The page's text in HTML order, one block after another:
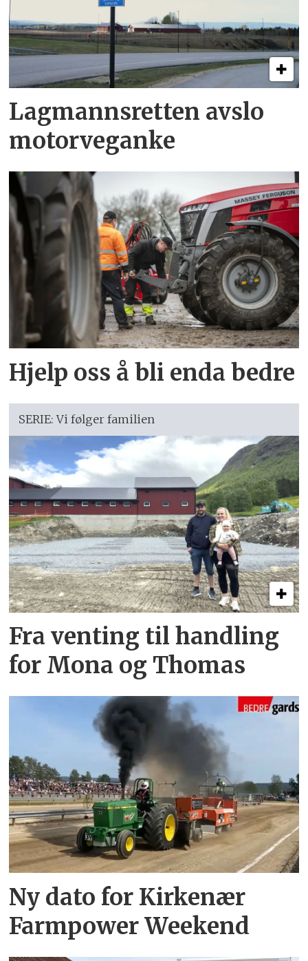
Lagmannsretten avslo
motorveganke
Hjelp oss å bli enda bedre
SERIE: Vi følger familien
Fra venting til handling
for Mona og Thomas
Ny dato for Kirkenær
Farmpower Weekend